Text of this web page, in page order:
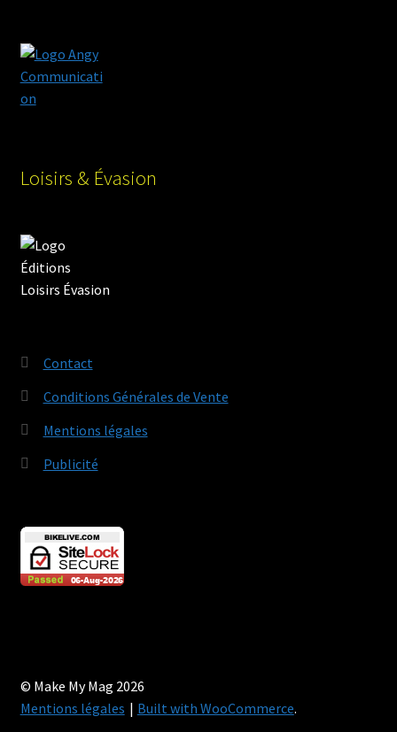
Loisirs & Évasion
Contact
Conditions Générales de Vente
Mentions légales
Publicité
© Make My Mag 2026
Mentions légales
Built with WooCommerce.